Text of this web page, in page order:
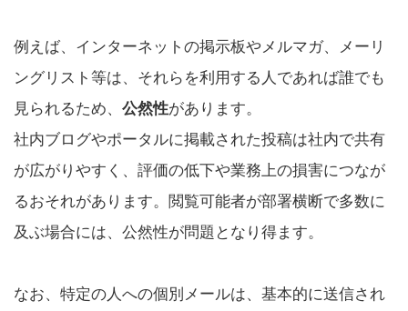
例えば、インターネットの掲示板やメルマガ、メーリ
ングリスト等は、それらを利用する人であれば誰でも
見られるため、 公然性があります。
社内ブログやポータルに掲載された投稿は社内で共有
が広がりやすく、評価の低下や業務上の損害につなが
るおそれがあります。閲覧可能者が部署横断で多数に
及ぶ場合には、公然性が問題となり得ます。
なお、特定の人への個別メールは、基本的に送信され